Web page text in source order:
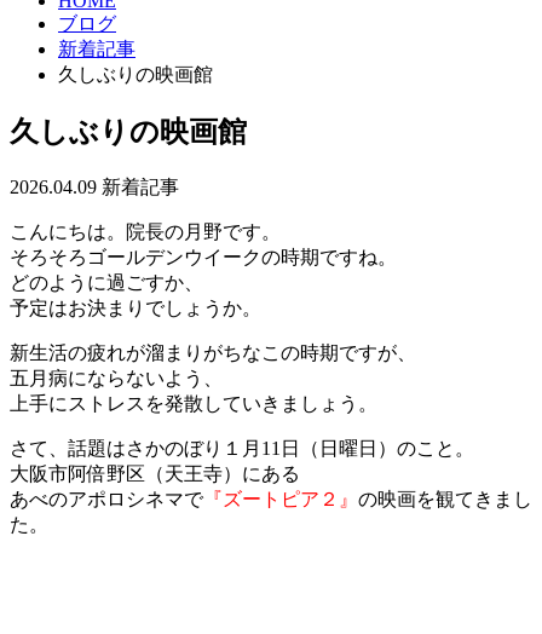
ブログ
新着記事
久しぶりの映画館
久しぶりの映画館
2026.04.09 新着記事
こんにちは。院長の月野です。
そろそろゴールデンウイークの時期ですね。
どのように過ごすか、
予定はお決まりでしょうか。
新生活の疲れが溜まりがちなこの時期ですが、
五月病にならないよう、
上手にストレスを発散していきましょう。
さて、話題はさかのぼり１月11日（⽇曜⽇）のこと。
⼤阪市阿倍野区（天王寺）にある
あべのアポロシネマで『ズートピア２』 の映画を観てきまし
た。